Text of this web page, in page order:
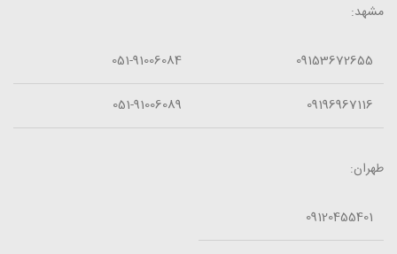
مشهد:
09153672655
051-91006084
09196967116
051-91006089
طهران:
09120455401